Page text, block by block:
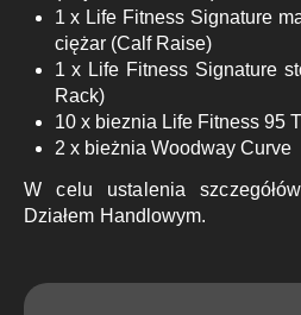
1 x Life Fitness Signature
ciężar (Calf Raise)
1 x Life Fitness Signature
Rack)
10 x bieznia Life Fitness 95
2 x bieżnia Woodway Curve
W celu ustalenia
Działem Handlowym.